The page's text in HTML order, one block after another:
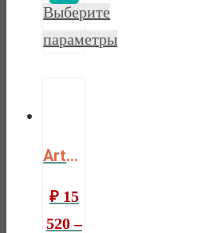
Выберите
параметры
Artur season
₽15
520–